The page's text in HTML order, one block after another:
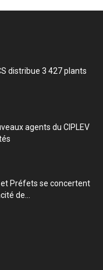
distribue 3 427 plants
agents du CIPLEV
Préfets se concertent
de...